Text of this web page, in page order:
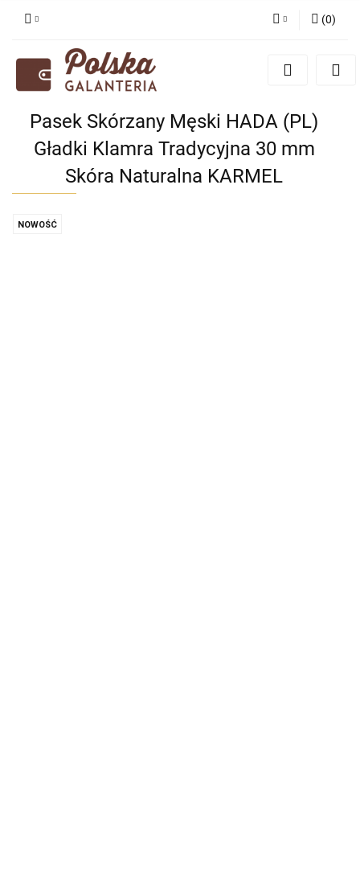
Zaloguj się
Zgody cookies
(0)
Pasek Skórzany Męski HADA (PL)
Gładki Klamra Tradycyjna 30 mm
Skóra Naturalna KARMEL
NOWOŚĆ